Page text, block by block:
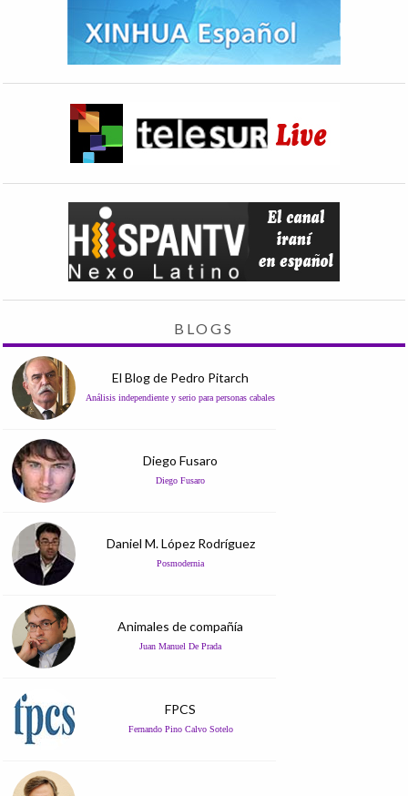
BLOGS
El Blog de Pedro Pitarch
Análisis independiente y serio para personas cabales
Diego Fusaro
Diego Fusaro
Daniel M. López Rodríguez
Posmodernia
Animales de compañía
Juan Manuel De Prada
FPCS
Fernando Pino Calvo Sotelo